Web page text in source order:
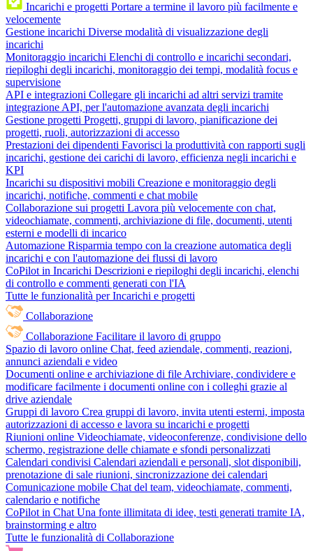
Incarichi e progetti Portare a termine il lavoro più facilmente e
velocemente
Gestione incarichi Diverse modalità di visualizzazione degli
incarichi
Monitoraggio incarichi Elenchi di controllo e incarichi secondari,
riepiloghi degli incarichi, monitoraggio dei tempi, modalità focus e
supervisione
API e integrazioni Collegare gli incarichi ad altri servizi tramite
integrazione API, per l'automazione avanzata degli incarichi
Gestione progetti Progetti, gruppi di lavoro, pianificazione dei
progetti, ruoli, autorizzazioni di accesso
Prestazioni dei dipendenti Favorisci la produttività con rapporti sugli
incarichi, gestione dei carichi di lavoro, efficienza negli incarichi e
KPI
Incarichi su dispositivi mobili Creazione e monitoraggio degli
incarichi, notifiche, commenti e chat mobile
Collaborazione sui progetti Lavora più velocemente con chat,
videochiamate, commenti, archiviazione di file, documenti, utenti
esterni e modelli di incarico
Automazione Risparmia tempo con la creazione automatica degli
incarichi e con l'automazione dei flussi di lavoro
CoPilot in Incarichi Descrizioni e riepiloghi degli incarichi, elenchi
di controllo e commenti generati con l'IA
Tutte le funzionalità per Incarichi e progetti
Collaborazione
Collaborazione Facilitare il lavoro di gruppo
Spazio di lavoro online Chat, feed aziendale, commenti, reazioni,
annunci aziendali e video
Documenti online e archiviazione di file Archiviare, condividere e
modificare facilmente i documenti online con i colleghi grazie al
drive aziendale
Gruppi di lavoro Crea gruppi di lavoro, invita utenti esterni, imposta
autorizzazioni di accesso e lavora su incarichi e progetti
Riunioni online Videochiamate, videoconferenze, condivisione dello
schermo, registrazione delle chiamate e sfondi personalizzati
Calendari condivisi Calendari aziendali e personali, slot disponibili,
prenotazione di sale riunioni, sincronizzazione dei calendari
Comunicazione mobile Chat del team, videochiamate, commenti,
calendario e notifiche
CoPilot in Chat Una fonte illimitata di idee, testi generati tramite IA,
brainstorming e altro
Tutte le funzionalità di Collaborazione